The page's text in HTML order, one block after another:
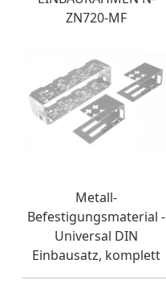
ZN720-MF
Metall-
Befestigungsmaterial -
Universal DIN
Einbausatz, komplett